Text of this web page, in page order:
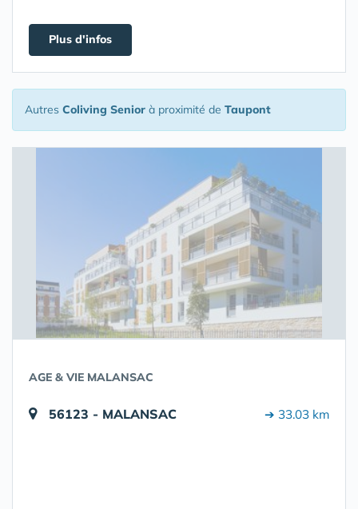
Plus d'infos
Autres Coliving Senior à proximité de Taupont
AGE & VIE MALANSAC
56123 - MALANSAC ➔ 33.03 km